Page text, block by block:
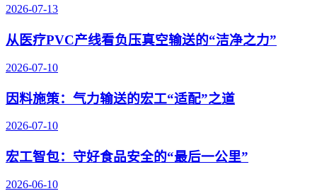
2026-07-13
从医疗PVC产线看负压真空输送的“洁净之力”
2026-07-10
因料施策：气力输送的宏工“适配”之道
2026-07-10
宏工智包：守好食品安全的“最后一公里”
2026-06-10